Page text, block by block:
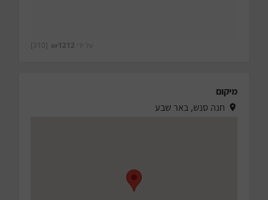
על ידי or1212
[310]
מיקום
חנה סנש, באר שבע